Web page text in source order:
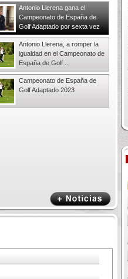
Antonio Llerena gana el
Campeonato de España de
Golf Adaptado por sexta vez
Antonio Llerena, a romper la
igualdad en el Campeonato de
España de Golf ...
Campeonato de España de
Golf Adaptado 2023